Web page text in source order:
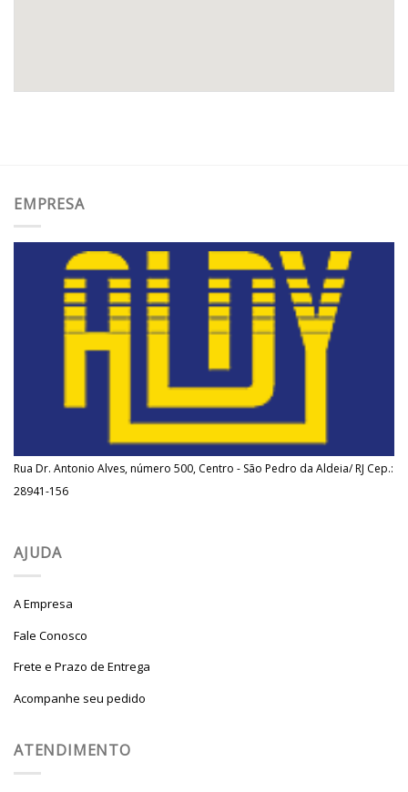
EMPRESA
Rua Dr. Antonio Alves, número 500, Centro - São Pedro da Aldeia/ RJ Cep.:
28941-156
AJUDA
A Empresa
Fale Conosco
Frete e Prazo de Entrega
Acompanhe seu pedido
ATENDIMENTO